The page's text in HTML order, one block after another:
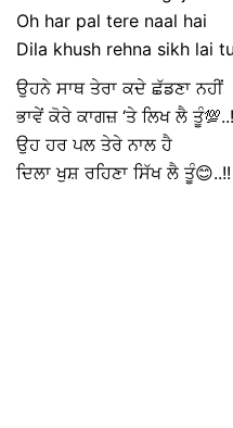
Oh har pal tere naal hai
Dila khush rehna sikh lai
ਉਹਨੇ ਸਾਥ ਤੇਰਾ ਕਦੇ ਛੱਡਣਾ ਨਹੀਂ
ਭਾਵੇਂ ਕੋਰੇ ਕਾਗਜ਼ ‘ਤੇ ਲਿਖ ਲੈ
ਉਹ ਹਰ ਪਲ ਤੇਰੇ ਨਾਲ ਹੈ
ਦਿਲਾ ਖੁਸ਼ ਰਹਿਣਾ ਸਿੱਖ ਲੈ ਤੂੰ😊..!!